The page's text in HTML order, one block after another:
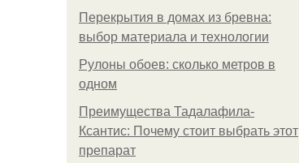
Перекрытия в домах из бревна:
выбор материала и технологии
Рулоны обоев: сколько метров в
одном
Преимущества Тадалафила-
Ксантис: Почему стоит выбрать этот
препарат